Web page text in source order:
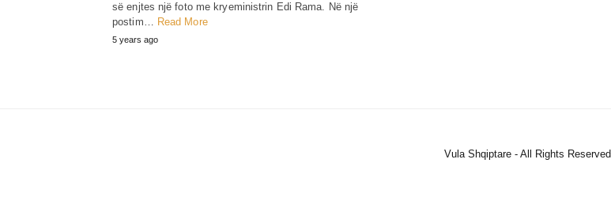
së enjtes një foto me kryeministrin Edi Rama. Në një
postim… Read More
5 years ago
Vula Shqiptare - All Rights Reserved